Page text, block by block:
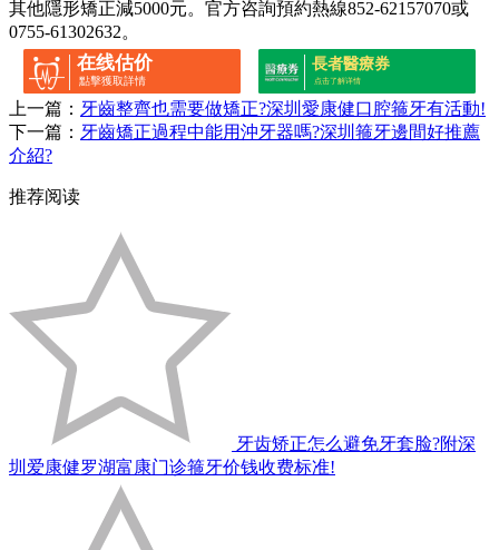
其他隱形矯正減5000元。官方咨詢預約熱線852-62157070或
0755-61302632。
在线估价
點擊獲取詳情
長者醫療券
点击了解详情
上一篇： 牙齒整齊也需要做矯正?深圳愛康健口腔箍牙有活動!
下一篇： 牙齒矯正過程中能用沖牙器嗎?深圳箍牙邊間好推薦
介紹?
推荐阅读
牙齿矫正怎么避免牙套脸?附深
圳爱康健罗湖富康门诊箍牙价钱收费标准!